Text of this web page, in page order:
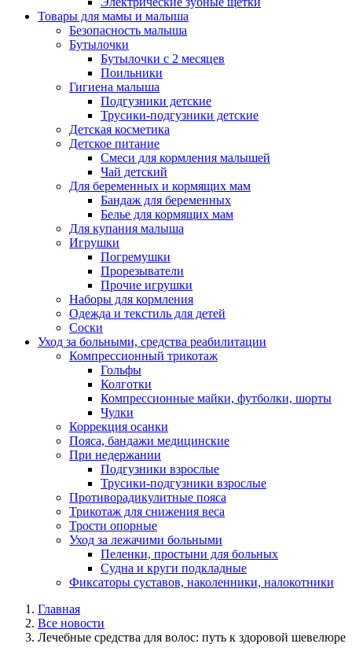
Товары для мамы и малыша
Безопасность малыша
Бутылочки
Бутылочки с 2 месяцев
Поильники
Гигиена малыша
Подгузники детские
Трусики-подгузники детские
Детская косметика
Детское питание
Смеси для кормления малышей
Чай детский
Для беременных и кормящих мам
Бандаж для беременных
Белье для кормящих мам
Для купания малыша
Игрушки
Погремушки
Прорезыватели
Прочие игрушки
Наборы для кормления
Одежда и текстиль для детей
Соски
Уход за больными, средства реабилитации
Компрессионный трикотаж
Гольфы
Колготки
Компрессионные майки, футболки, шорты
Чулки
Коррекция осанки
Пояса, бандажи медицинские
При недержании
Подгузники взрослые
Трусики-подгузники взрослые
Противорадикулитные пояса
Трикотаж для снижения веса
Трости опорные
Уход за лежачими больными
Пеленки, простыни для больных
Судна и круги подкладные
Фиксаторы суставов, наколенники, налокотники
Главная
Все новости
Лечебные средства для волос: путь к здоровой шевелюре